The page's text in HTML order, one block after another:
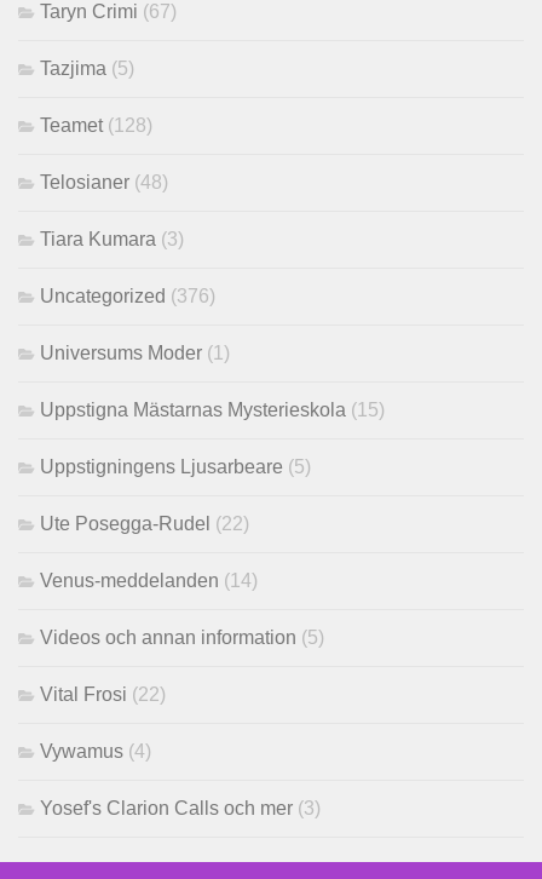
Taryn Crimi (67)
Tazjima (5)
Teamet (128)
Telosianer (48)
Tiara Kumara (3)
Uncategorized (376)
Universums Moder (1)
Uppstigna Mästarnas Mysterieskola (15)
Uppstigningens Ljusarbeare (5)
Ute Posegga-Rudel (22)
Venus-meddelanden (14)
Videos och annan information (5)
Vital Frosi (22)
Vywamus (4)
Yosef's Clarion Calls och mer (3)